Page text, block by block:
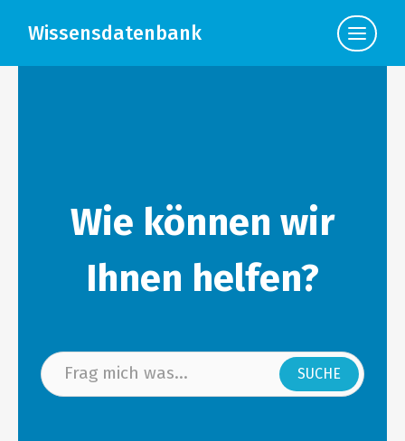
Wissensdatenbank
Klicke
hier,
um
Wie können wir
Ihnen helfen?